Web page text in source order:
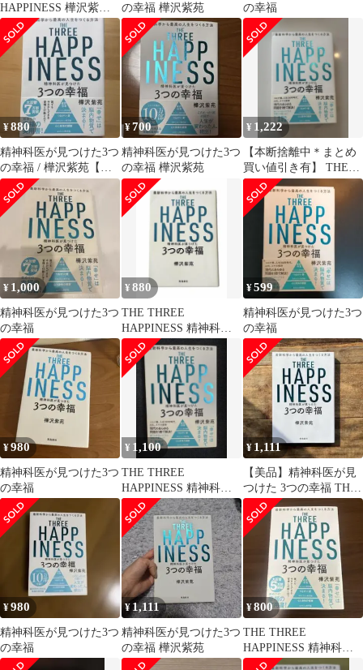
HAPPINESS 樺沢紫苑
著
の幸福 樺沢紫苑
の幸福
¥880
精神科医が見つけた3つ
の幸福 / 樺沢紫苑【状
態良好】
¥700
精神科医が見つけた3つ
の幸福 樺沢紫苑
¥ 1,222
【本断捨離中＊まとめ
買い値引き有】 THE
THREE HAPPINESS
¥ 1,000
精神科医が見つけた3つ
の幸福
¥880
THE THREE
HAPPINESS 精神科医
が見つけた3つの幸福
¥599
精神科医が見つけた3つ
の幸福
¥980
精神科医が見つけた3つ
の幸福
¥ 1,100
THE THREE
HAPPINESS 精神科医
が見つけた3つの幸福
¥ 1,111
【美品】精神科医が見
つけた 3つの幸福 THE
THREE HAPPINESS
¥980
精神科医が見つけた3つ
の幸福
¥ 1,111
精神科医が見つけた3つ
の幸福 樺沢紫苑
¥800
THE THREE
HAPPINESS 精神科医
が見つけた3つの幸福